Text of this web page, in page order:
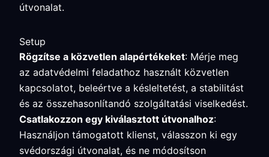
útvonalat.
Setup
Rögzítse a közvetlen alapértékeket: Mérje meg
az adatvédelmi feladathoz használt közvetlen
kapcsolatot, beleértve a késleltetést, a stabilitást
és az összehasonlítandó szolgáltatási viselkedést.
Csatlakozzon egy kiválasztott útvonalhoz:
Használjon támogatott klienst, válasszon ki egy
svédországi útvonalat, és ne módosítson